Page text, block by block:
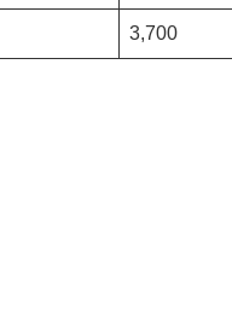
3,700